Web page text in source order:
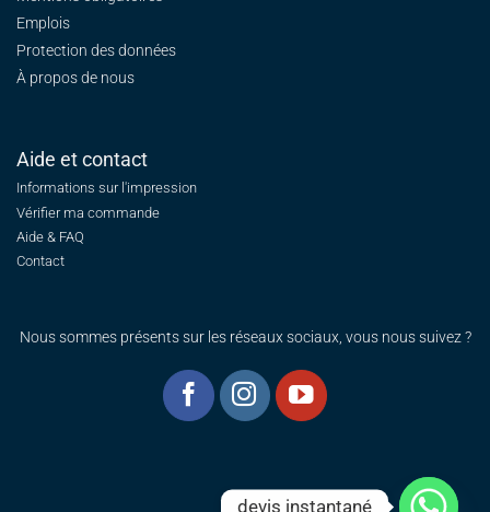
Emplois
Protection des données
À propos de nous
Aide et contact
Informations sur l'impression
Vérifier ma commande
Aide & FAQ
Contact
Nous sommes présents sur les réseaux sociaux, vous nous suivez ?
devis instantané